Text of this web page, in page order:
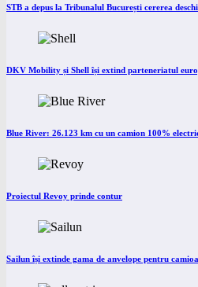
STB a depus la Tribunalul București cererea
DKV Mobility și Shell își extind parteneriatul
Blue River: 26.123 km cu un camion 100%
Proiectul Revoy prinde contur
Sailun își extinde gama de anvelope pentru